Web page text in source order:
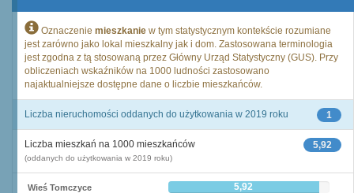
Oznaczenie mieszkanie w tym statystycznym kontekście rozumiane
jest zarówno jako lokal mieszkalny jak i dom. Zastosowana terminologia
jest zgodna z tą stosowaną przez Główny Urząd Statystyczny (GUS). Przy
obliczeniach wskaźników na 1000 ludności zastosowano
najaktualniejsze dostępne dane o liczbie mieszkańców.
1
Liczba nieruchomości oddanych do użytkowania w 2019 roku
5,92
Liczba mieszkań na 1000 mieszkańców
(oddanych do użytkowania w 2019 roku)
Wieś Tomczyce 5,92